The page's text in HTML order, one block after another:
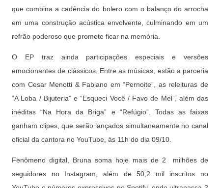
que combina a cadência do bolero com o balanço do arrocha
em uma construção acústica envolvente, culminando em um
refrão poderoso que promete ficar na memória.
O EP traz ainda participações especiais e versões
emocionantes de clássicos. Entre as músicas, estão a parceria
com Cesar Menotti & Fabiano em “Pernoite”, as releituras de
“A Loba / Bijuteria” e “Esqueci Você / Favo de Mel”, além das
inéditas “Na Hora da Briga” e “Refúgio”. Todas as faixas
ganham clipes, que serão lançados simultaneamente no canal
oficial da cantora no YouTube, às 11h do dia 09/10.
Fenômeno digital, Bruna soma hoje mais de 2 milhões de
seguidores no Instagram, além de 50,2 mil inscritos no